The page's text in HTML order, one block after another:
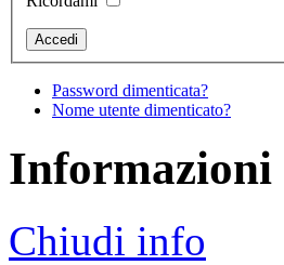
Password dimenticata?
Nome utente dimenticato?
Informazioni
Chiudi info